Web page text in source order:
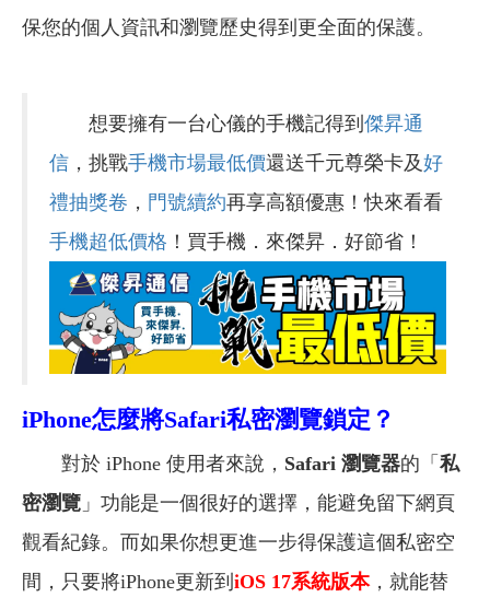
保您的個人資訊和瀏覽歷史得到更全面的保護。
想要擁有一台心儀的手機記得到 傑昇通
信 ，挑戰手機市場最低價還送千元尊榮卡及好
禮抽獎卷 ， 門號續約再享高額優惠！快來看看
手機超低價格 ！買手機．來傑昇．好節省！
iPhone怎麼將Safari私密瀏覽鎖定？
對於 iPhone 使用者來說， Safari 瀏覽器的「 私
密瀏覽 」功能是一個很好的選擇，能避免留下網頁
觀看紀錄。而如果你想更進一步得保護這個私密空
間，只要將iPhone更新到 iOS 17系統版本，就能替